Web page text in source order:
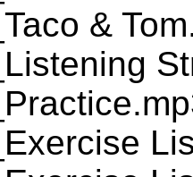
&